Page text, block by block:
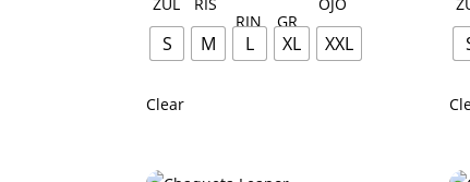
S M L XL XXL
Clear